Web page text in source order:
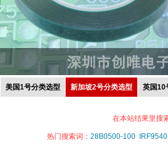
美国1号分类选型 新加坡2号分类选型 英国10
在本站结果里搜
热门搜索词： 28B0500-100 IRF9540